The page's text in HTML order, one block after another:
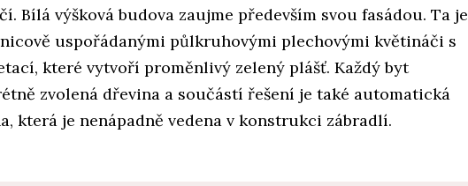
Bílá výšková budova zaujme především svou fasádou. Ta je
uspořádanými půlkruhovými plechovými květináči s
které vytvoří proměnlivý zelený plášť. Každý byt
zvolená dřevina a součástí řešení je také automatická
která je nenápadně vedena v konstrukci zábradlí.